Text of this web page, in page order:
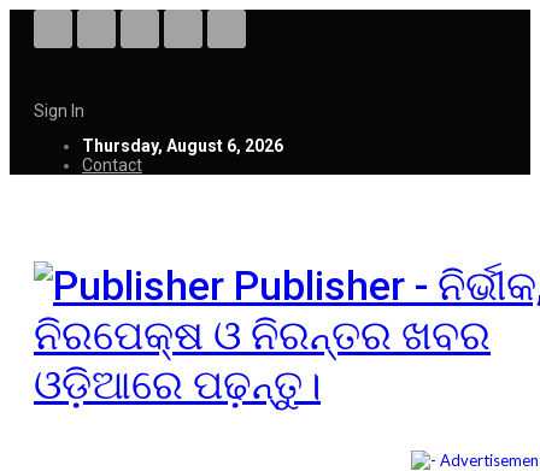
Sign In
Thursday, August 6, 2026
Contact
Publisher -
ନିରପେକ୍ଷ ଓ ନିରନ୍ତର ଖବର
ଓଡ଼ିଆରେ ପଢ଼ନ୍ତୁ।